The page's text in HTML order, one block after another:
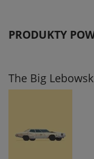
PRODUKTY
The Big